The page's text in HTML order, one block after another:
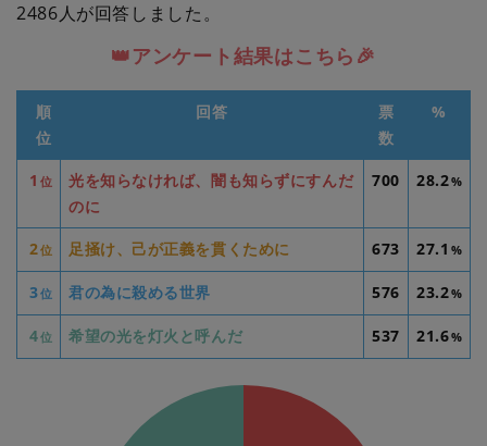
2486人が回答しました。
👑アンケート結果はこちら🎉
順
位
回答
票
数
%
1 位
光を知らなければ、闇も知らずにすんだ
のに
700 28.2%
2位 足掻け、己が正義を貫くために 673 27.1 %
3位 君の為に殺める世界 576 23.2%
4位 希望の光を灯火と呼んだ 537 21.6%